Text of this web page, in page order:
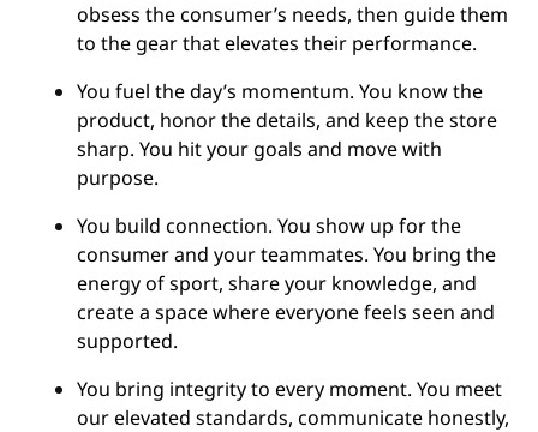
obsess the consumer’s needs, then guide them
to the gear that elevates their performance.
You fuel the day’s momentum. You know the
product, honor the details, and keep the store
sharp. You hit your goals and move with
purpose.
You build connection. You show up for the
consumer and your teammates. You bring the
energy of sport, share your knowledge, and
create a space where everyone feels seen and
supported.
You bring integrityto every moment. You meet
our elevated standards, communicate honestly,